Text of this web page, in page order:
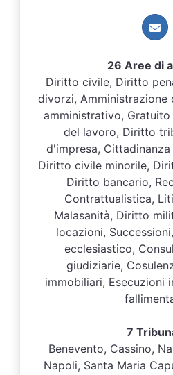
26 Aree di
Diritto civile, Diritto
divorzi, Amministrazione
amministrativo,
del lavoro, Diritto
d'impresa,
Diritto civile minorile,
Diritto bancario,
Contrattualistica,
Malasanità, Diritto
locazioni,
ecclesiastico,
giudiziarie,
immobiliari, Esecuzioni
7
Benevento, Cassino,
Napoli, Santa Maria